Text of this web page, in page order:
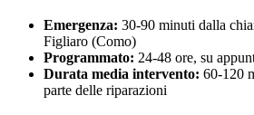
Emergenza: 30-90 minuti dalla
Figliaro (Como)
Programmato: 24-48 ore, su
Durata media intervento: 60-120
parte delle riparazioni